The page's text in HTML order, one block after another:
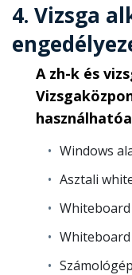
4. Vizsga
A zh-k és
Windows
Asztali